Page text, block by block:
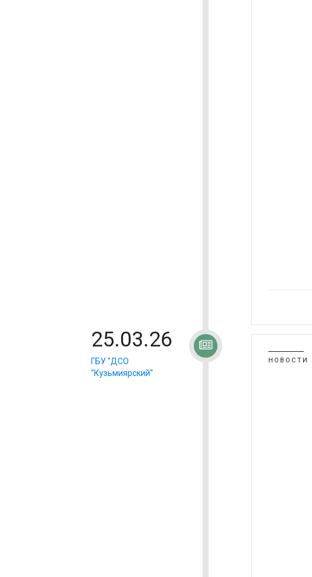
25.03.26
ГБУ "ДСО
"Кузьмиярский"
НОВОСТИ